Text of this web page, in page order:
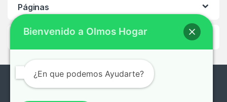
Páginas
Ayuda
Bienvenido a Olmos Hogar
¿En que podemos Ayudarte?